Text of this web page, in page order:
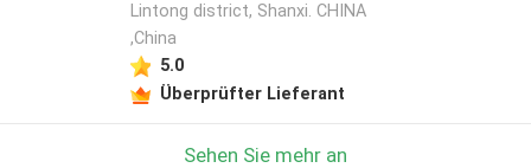
Lintong district, Shanxi. CHINA
,China
5.0
Überprüfter Lieferant
Sehen Sie mehr an